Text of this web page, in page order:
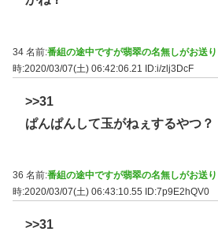
34 名前:番組の途中ですが翡翠の名無しがお送
時:2020/03/07(土) 06:42:06.21 ID:i/zlj3DcF
>>31
ぱんぱんして玉がねぇするやつ？
36 名前:番組の途中ですが翡翠の名無しがお送
時:2020/03/07(土) 06:43:10.55
ID:7p9E2hQV0
>>31